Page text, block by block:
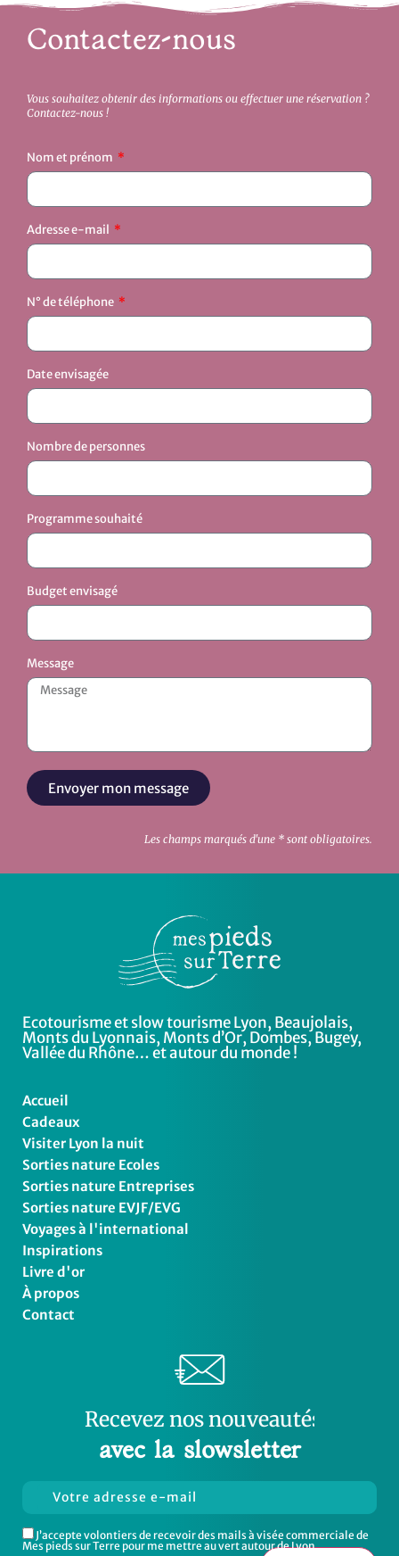
Contactez-nous
Vous souhaitez obtenir des informations ou effectuer une réservation ?
Contactez-nous !
Nom et prénom
Adresse e-mail
N° de téléphone
Date envisagée
Nombre de personnes
Programme souhaité
Budget envisagé
Message
Envoyer mon message
Les champs marqués d'une * sont obligatoires.
Ecotourisme et slow tourisme Lyon, Beaujolais,
Monts du Lyonnais, Monts d’Or, Dombes, Bugey,
Vallée du Rhône… et autour du monde !
Accueil
Cadeaux
Visiter Lyon la nuit
Sorties nature Ecoles
Sorties nature Entreprises
Sorties nature EVJF/EVG
Voyages à l'international
Inspirations
Livre d'or
À propos
Contact
Recevez s
n osbonsplan
avec la slowsletter
J’accepte volontiers de recevoir des mails à visée commerciale de
Mes pieds sur Terre pour me mettre au vert autour de Lyon